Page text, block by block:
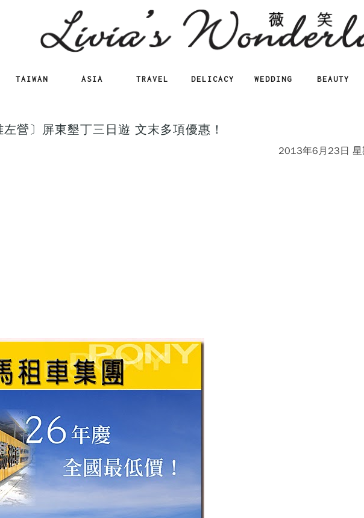
TAIWAN ASIA TRAVEL DELICACY WEDDING BEAUTY
營〕屏東墾丁三日遊 文末多項優惠！
2013年6月23日 星